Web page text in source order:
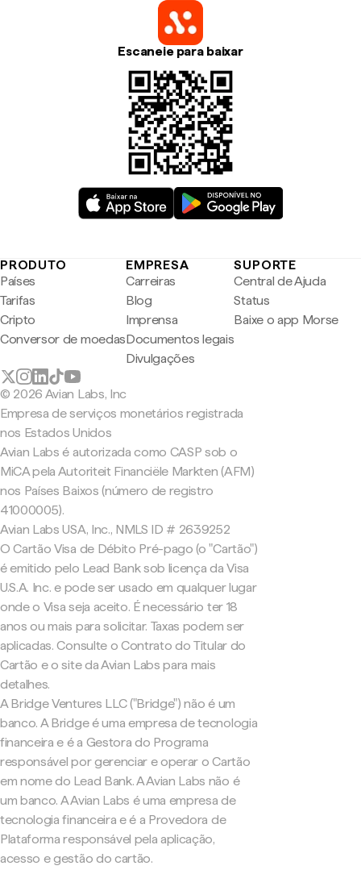
Escaneie para baixar
PRODUTO
Países
Tarifas
Cripto
Conversor de moedas
EMPRESA
Carreiras
Blog
Imprensa
Documentos legais
Divulgações
SUPORTE
Central de Ajuda
Status
Baixe o app Morse
© 2026 Avian Labs, Inc
Empresa de serviços monetários registrada
nos Estados Unidos
Avian Labs é autorizada como CASP sob o
MiCA pela Autoriteit Financiële Markten (AFM)
nos Países Baixos (número de registro
41000005).
Avian Labs USA, Inc., NMLS ID # 2639252
O Cartão Visa de Débito Pré-pago (o "Cartão")
é emitido pelo Lead Bank sob licença da Visa
U.S.A. Inc. e pode ser usado em qualquer lugar
onde o Visa seja aceito. É necessário ter 18
anos ou mais para solicitar. Taxas podem ser
aplicadas. Consulte o Contrato do Titular do
Cartão e o site da Avian Labs para mais
detalhes.
A Bridge Ventures LLC ("Bridge") não é um
banco. A Bridge é uma empresa de tecnologia
financeira e é a Gestora do Programa
responsável por gerenciar e operar o Cartão
em nome do Lead Bank. A Avian Labs não é
um banco. A Avian Labs é uma empresa de
tecnologia financeira e é a Provedora de
Plataforma responsável pela aplicação,
acesso e gestão do cartão.